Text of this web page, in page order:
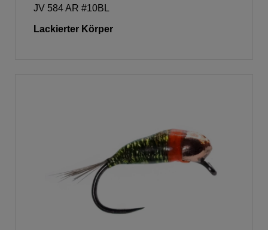
JV 584 AR #10BL
Lackierter Körper